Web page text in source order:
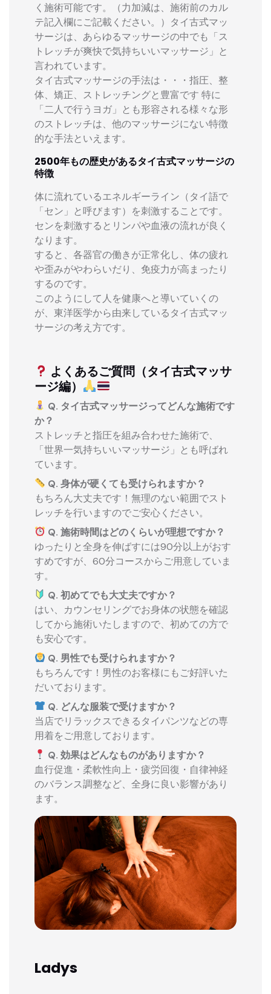
く施術可能です。（力加減は、施術前のカル
テ記入欄にご記載ください。）タイ古式マッ
サージは、あらゆるマッサージの中でも「ス
トレッチが爽快で気持ちいいマッサージ」と
言われています。
タイ古式マッサージの手法は・・・指圧、整
体、矯正、ストレッチングと豊富です 特に
「二人で行うヨガ」とも形容される様々な形
のストレッチは、他のマッサージにない特徴
的な手法といえます。
2500年もの歴史があるタイ古式マッサージの
特徴
体に流れているエネルギーライン（タイ語で
「セン」と呼びます）を刺激することです。
センを刺激するとリンパや血液の流れが良く
なります。
すると、各器官の働きが正常化し、体の疲れ
や歪みがやわらいだり、免疫力が高まったり
するのです。
このようにして人を健康へと導いていくの
が、東洋医学から由来しているタイ古式マッ
サージの考え方です。
よくあるご質問（タイ古式マッサ
ージ編）
Q. タイ古式マッサージってどんな施術です
か？
ストレッチと指圧を組み合わせた施術で、
「世界一気持ちいいマッサージ」とも呼ばれ
ています。
Q. 身体が硬くても受けられますか？
もちろん大丈夫です！無理のない範囲でスト
レッチを行いますのでご安心ください。
Q. 施術時間はどのくらいが理想ですか？
ゆったりと全身を伸ばすには90分以上がおす
すめですが、60分コースからご用意していま
す。
Q. 初めてでも大丈夫ですか？
はい、カウンセリングでお身体の状態を確認
してから施術いたしますので、初めての方で
も安心です。
Q. 男性でも受けられますか？
もちろんです！男性のお客様にもご好評いた
だいております。
Q. どんな服装で受けますか？
当店でリラックスできるタイパンツなどの専
用着をご用意しております。
Q. 効果はどんなものがありますか？
血行促進・柔軟性向上・疲労回復・自律神経
のバランス調整など、全身に良い影響があり
ます。
Ladys